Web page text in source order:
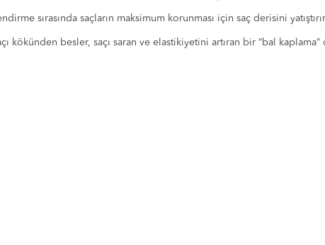
sırasında saçların maksimum korunması için saç derisini
kökünden besler, saçı saran ve elastikiyetini artıran bir “bal